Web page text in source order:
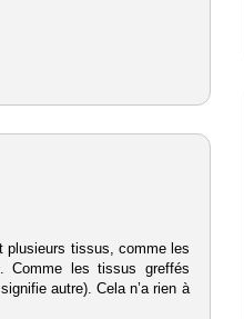
plusieurs tissus, comme les
Comme les tissus greffés
autre). Cela n’a rien à